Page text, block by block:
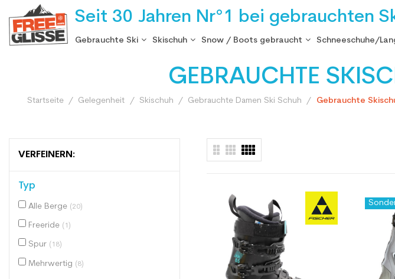
Seit 30 Jahren Nr°1 bei gebrauchten
Gebrauchte Ski Skischuh Snow / Boots gebraucht Schneeschuhe/
GEBRAUCHTE
Startseite Gelegenheit Skischuh Gebrauchte Damen Ski Schuh Gebrauchte
VERFEINERN:
Typ
Alle Berge (20)
Freeride (1)
Spur (18)
Mehrwertig (8)